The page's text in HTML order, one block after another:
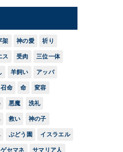
架 神の愛 祈り
ス 受肉 三位一体
羊飼い アッバ
召命 命 変容
悪魔 洗礼
救い 神の子
ぶどう園 イスラエル
ゲセマネ サマリア人